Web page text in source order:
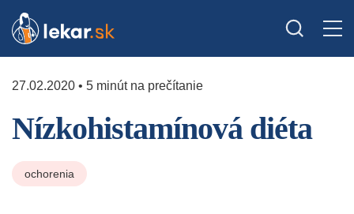
27.02.2020 • 5 minút na prečítanie
Nízkohistamínová diéta
ochorenia